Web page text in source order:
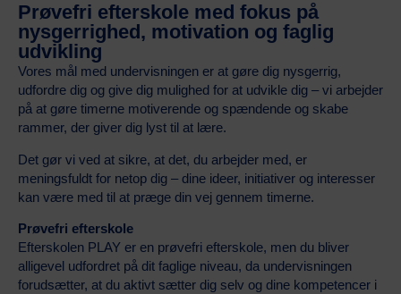
Prøvefri efterskole med fokus på
nysgerrighed, motivation og faglig
udvikling
Vores mål med undervisningen er at gøre dig nysgerrig,
udfordre dig og give dig mulighed for at udvikle dig – vi arbejder
på at gøre timerne motiverende og spændende og skabe
rammer, der giver dig lyst til at lære.
Det gør vi ved at sikre, at det, du arbejder med, er
meningsfuldt for netop dig – dine ideer, initiativer og interesser
kan være med til at præge din vej gennem timerne.
Prøvefri efterskole
Efterskolen PLAY er en prøvefri efterskole, men du bliver
alligevel udfordret på dit faglige niveau, da undervisningen
forudsætter, at du aktivt sætter dig selv og dine kompetencer i